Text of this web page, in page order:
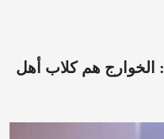
الخوارج هم كلاب أهل